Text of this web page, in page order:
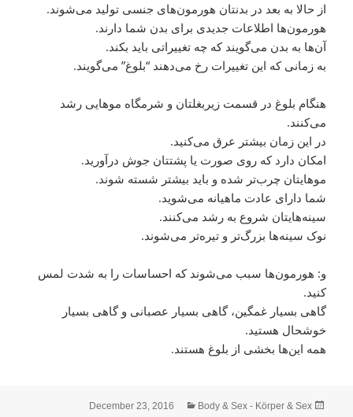
از حالا به بعد در بدنتان هورمون‌های جنسی تولید می‌شوند.
هورمون‌ها اطلاعات جدیدی برای بدن شما دارند.
آن‌ها به بدن می‌گویند که چه تغییراتی باید بکند.
به زمانی که این تغییرات رخ می‌دهند “بلوغ” می‌گویند.
هنگام بلوغ در قسمت زیربغلتان و شرمگاه موهایی رشد
می‌کنند.
در این زمان بیشتر عرق می‌کنید.
امکان دارد که روی صورت یا پشتتان جوش درآورید.
موهایتان چرب‌تر شده و باید بیشتر شسته شوند.
شما دارای عادت ماهیانه می‌شوید.
سینه‌هایتان شروع به رشد می‌کنند.
نوک سینه‌ها بزرگ‌تر و تیره‌تر می‌شوند.
و: هورمون‌ها سبب می‌شوند که احساسات را به شدت لمس
کنید.
گاهی بسیار غمگین، گاهی بسیار عصبانی و گاهی بسیار
خوشحال هستید.
همه این‌ها بخشی از بلوغ هستند.
Posted
December 23, 2016Categories Body & Sex - Körper & Sex